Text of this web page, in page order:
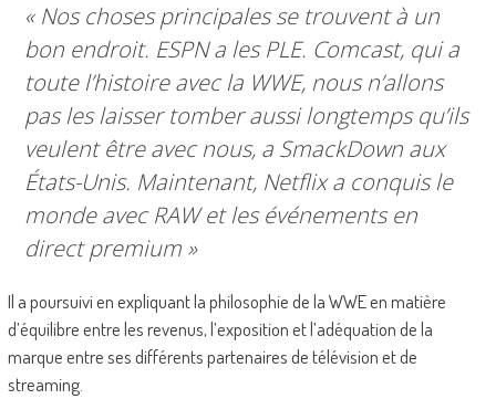
« Nos choses principales se trouvent à un
bon endroit. ESPN a les PLE. Comcast, qui a
toute l’histoire avec la WWE, nous n’allons
pas les laisser tomber aussi longtemps qu’ils
veulent être avec nous, a SmackDown aux
États-Unis. Maintenant, Netflix a conquis le
monde avec RAW et les événements en
direct premium »
Il a poursuivi en expliquant la philosophie de la WWE en matière
d’équilibre entre les revenus, l’exposition et l’adéquation de la
marque entre ses différents partenaires de télévision et de
streaming.